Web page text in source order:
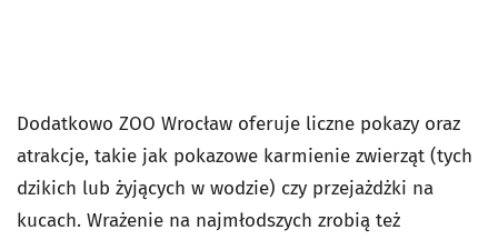
Dodatkowo ZOO Wrocław oferuje liczne pokazy oraz
atrakcje, takie jak pokazowe karmienie zwierząt (tych
dzikich lub żyjących w wodzie) czy przejażdżki na
kucach. Wrażenie na najmłodszych zrobią też